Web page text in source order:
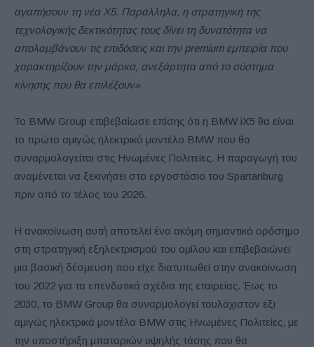
αγαπήσουν τη νέα X5. Παράλληλα, η στρατηγική της
τεχνολογικής δεκτικότητας τους δίνει τη δυνατότητα να
απολαμβάνουν τις επιδόσεις και την premium εμπειρία που
χαρακτηρίζουν την μάρκα, ανεξάρτητα από το σύστημα
κίνησης που θα επιλέξουν».
Το BMW Group επιβεβαίωσε επίσης ότι η BMW iX5 θα είναι
το πρώτο αμιγώς ηλεκτρικό μοντέλο BMW που θα
συναρμολογείται στις Ηνωμένες Πολιτείες. Η παραγωγή του
αναμένεται να ξεκινήσει στο εργοστάσιο του Spartanburg
πριν από το τέλος του 2026.
Η ανακοίνωση αυτή αποτελεί ένα ακόμη σημαντικό ορόσημο
στη στρατηγική εξηλεκτρισμού του ομίλου και επιβεβαιώνει
μια βασική δέσμευση που είχε διατυπωθεί στην ανακοίνωση
του 2022 για τα επενδυτικά σχέδια της εταιρείας. Έως το
2030, το BMW Group θα συναρμολογεί τουλάχιστον έξι
αμιγώς ηλεκτρικά μοντέλα BMW στις Ηνωμένες Πολιτείες, με
την υποστήριξη μπαταριών υψηλής τάσης που θα